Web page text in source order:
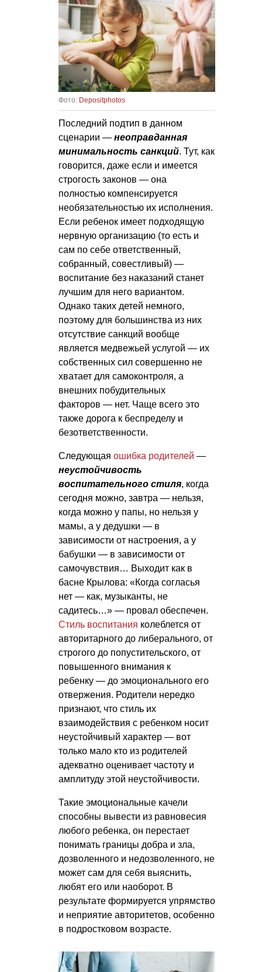
Фото: Depositphotos
Последний подтип в данном
сценарии — неоправданная
минимальность санкций. Тут, как
говорится, даже если и имеется
строгость законов — она
полностью компенсируется
необязательностью их исполнения.
Если ребенок имеет подходящую
нервную организацию (то есть и
сам по себе ответственный,
собранный, совестливый) —
воспитание без наказаний станет
лучшим для него вариантом.
Однако таких детей немного,
поэтому для большинства из них
отсутствие санкций вообще
является медвежьей услугой — их
собственных сил совершенно не
хватает для самоконтроля, а
внешних побудительных
факторов — нет. Чаще всего это
также дорога к беспределу и
безответственности.
Следующая ошибка родителей —
неустойчивость
воспитательного стиля, когда
сегодня можно, завтра — нельзя,
когда можно у папы, но нельзя у
мамы, а у дедушки — в
зависимости от настроения, а у
бабушки — в зависимости от
самочувствия… Выходит как в
басне Крылова: «Когда согласья
нет — как, музыканты, не
садитесь…» — провал обеспечен.
Стиль воспитания колеблется от
авторитарного до либерального, от
строгого до попустительского, от
повышенного внимания к
ребенку — до эмоционального его
отвержения. Родители нередко
признают, что стиль их
взаимодействия с ребенком носит
неустойчивый характер — вот
только мало кто из родителей
адекватно оценивает частоту и
амплитуду этой неустойчивости.
Такие эмоциональные качели
способны вывести из равновесия
любого ребенка, он перестает
понимать границы добра и зла,
дозволенного и недозволенного, не
может сам для себя выяснить,
любят его или наоборот. В
результате формируется упрямство
и неприятие авторитетов, особенно
в подростковом возрасте.